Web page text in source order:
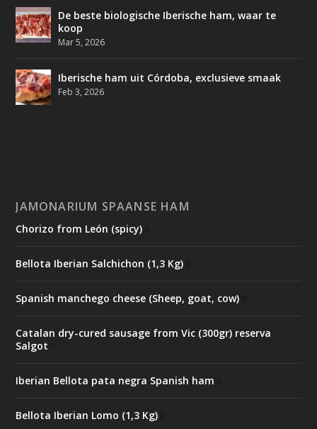
De beste biologische Iberische ham, waar te
koop
Mar 5, 2026
Iberische ham uit Córdoba, exclusieve smaak
Feb 3, 2026
JAMONARIUM SPAANSE HAM
Chorizo from León (spicy)
Bellota Iberian Salchichon (1,3 Kg)
Spanish manchego cheese (Sheep, goat, cow)
Catalan dry-cured sausage from Vic (300gr) reserva
Salgot
Iberian Bellota pata negra Spanish ham
Bellota Iberian Lomo (1,3 Kg)